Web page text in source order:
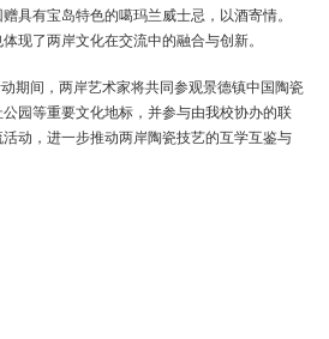
具有宝岛特色的噶玛兰威士忌，以酒寄情。
现了两岸文化在交流中的融合与创新。
期间，两岸艺术家将共同参观景德镇中国陶瓷
园等重要文化地标，并参与由我校协办的联
动，进一步推动两岸陶瓷技艺的互学互鉴与